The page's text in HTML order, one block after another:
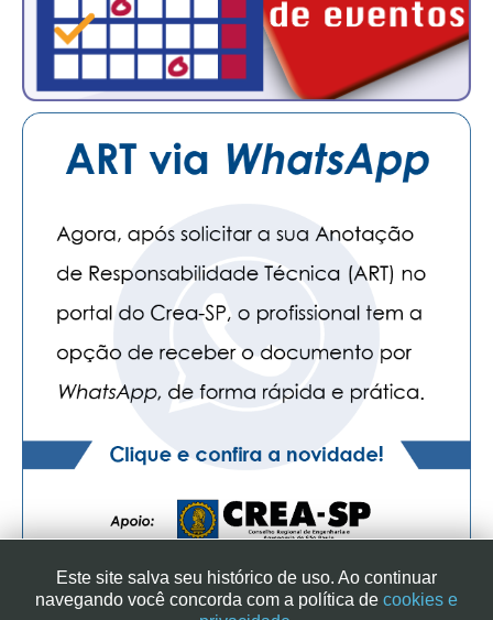
PLANO DE SAÚDE
SEESPPREV
CAMPANHAS SALARIAIS
NOTÍCIAS
CONTEÚDO ESPECIAL
JORNAL DO ENGENHEIRO
AGENDA
NOTÍCIAS NO WHATSAPP
FOTOS
Este site salva seu histórico de uso. Ao continuar
navegando você concorda com a política de cookies e